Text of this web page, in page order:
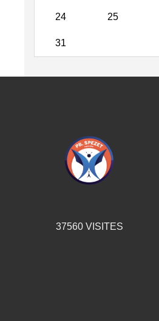
24 25
31
37560VISITES